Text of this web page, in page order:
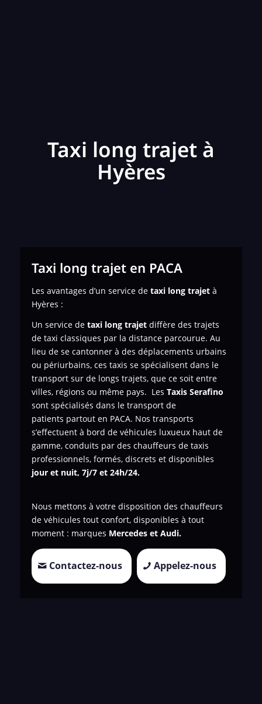
Taxi long trajet à
Hyères
Taxi long trajet en PACA
Les avantages d’un service de taxi long trajet à
Hyères :
Un service de taxi long trajet diffère des trajets
de taxi classiques par la distance parcourue. Au
lieu de se cantonner à des déplacements urbains
ou périurbains, ces taxis se spécialisent dans le
transport sur de longs trajets, que ce soit entre
villes, régions ou même pays. Les Taxis Serafino
sont spécialisés dans le transport de
patients partout en PACA. Nos transports
s’effectuent à bord de véhicules luxueux haut de
gamme, conduits par des chauffeurs de taxis
professionnels, formés, discrets et disponibles
jour et nuit, 7j/7 et 24h/24.
Nous mettons à votre disposition des chauffeurs
de véhicules tout confort, disponibles à tout
moment : marques Mercedes et Audi.
Contactez-nous Appelez-nous